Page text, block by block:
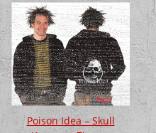
Poison Idea – Skull